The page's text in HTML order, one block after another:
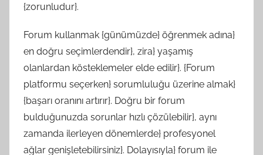
{zorunludur}.
Forum kullanmak {günümüzde} öğrenmek adına}
en doğru seçimlerdendir}, zira} yaşamış
olanlardan kösteklemeler elde edilir}. {Forum
platformu seçerken} sorumluluğu üzerine almak}
{başarı oranını artırır}. Doğru bir forum
bulduğunuzda sorunlar hızlı çözülebilir}, aynı
zamanda ilerleyen dönemlerde} profesyonel
ağlar genişletebilirsiniz}. Dolayısıyla} forum ile